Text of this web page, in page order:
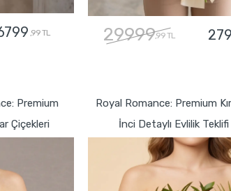
,99 TL 29999,99 TL
Premium
Çiçekleri
Royal Romance: Premium
İnci Detaylı Evlilik